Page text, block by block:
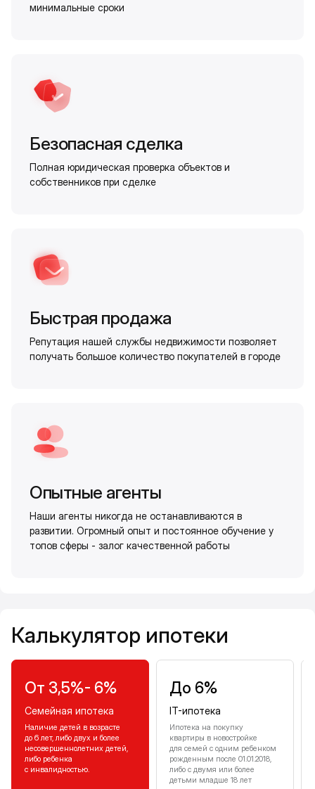
минимальные сроки
Безопасная сделка
Полная юридическая проверка объектов и
собственников при сделке
Быстрая продажа
Репутация нашей службы недвижимости позволяет
получать большое количество покупателей в городе
Опытные агенты
Наши агенты никогда не останавливаются в
развитии. Огромный опыт и постоянное обучение у
топов сферы - залог качественной работы
Калькулятор ипотеки
От 3,5%- 6%
Семейная ипотека
Наличие детей в возрасте
до 6 лет, либо двух и более
несовершеннолетних детей,
либо ребенка
с инвалидностью.
До 6%
IT-ипотека
Ипотека на покупку
квартиры в новостройке
для семей с одним ребенком
рожденным после 01.01.2018,
либо с двумя или более
детьми младше 18 лет